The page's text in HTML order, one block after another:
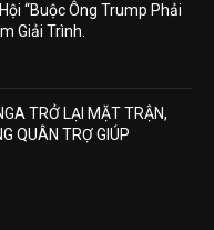
“Buộc Ông Trump Phải
Giải Trình.
TRỞ LẠI MẶT TRẬN,
QUÂN TRỢ GIÚP